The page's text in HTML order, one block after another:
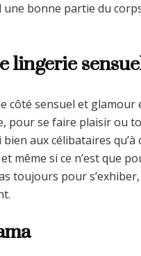
bonne partie du
lingerie
côté sensuel et glamour
pour se faire plaisir ou
aux célibataires
même si ce n’est que
toujours pour